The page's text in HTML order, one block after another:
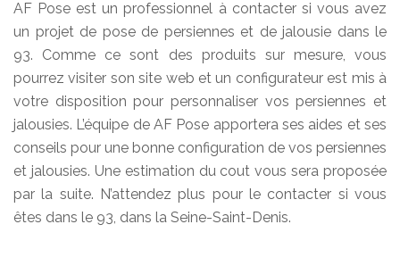
AF Pose est un professionnel à contacter si vous avez
un projet de pose de persiennes et de jalousie dans le
93. Comme ce sont des produits sur mesure, vous
pourrez visiter son site web et un configurateur est mis à
votre disposition pour personnaliser vos persiennes et
jalousies. L’équipe de AF Pose apportera ses aides et ses
conseils pour une bonne configuration de vos persiennes
et jalousies. Une estimation du cout vous sera proposée
par la suite. N’attendez plus pour le contacter si vous
êtes dans le 93, dans la Seine-Saint-Denis.